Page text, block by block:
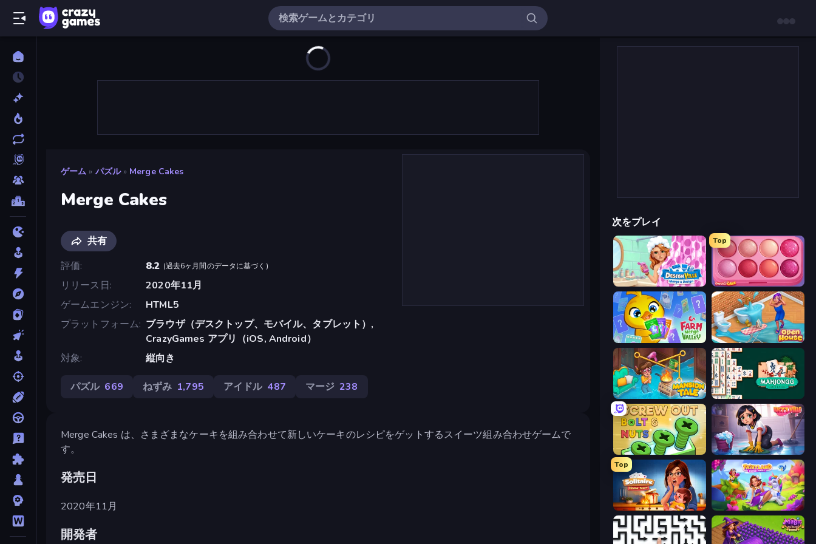
ゲーム » パズル » Merge Cakes
Merge Cakes
共有
評価
8.2 (過去6ヶ月間のデータに基づく )
リリース日
2020年11月
ゲームエンジン
HTML5
プラットフォーム ブラウザ（デスクトップ、モバイル、タブレット）,
CrazyGames アプリ（iOS, Android）
対象
縦向き
パズル 669 ねずみ 1,795 アイドル 487 マージ 238
Merge Cakes は、さまざまなケーキを組み合わせて新しいケーキのレシピをゲットするスイーツ組み合わせゲームで
す。
発売日
2020年11月
開発者
次をプレイ
Designville: Merge & Design
Top
Piece of Cake: Merge and Bake
Farm Merge Valley Open House
Mansion Tale: Merge Secrets Mahjongg Solitaire
Screw Out: Bolts and Nuts Lucy’s Ville
Top
Solitaire Home Story Fairyland Merge & Magic